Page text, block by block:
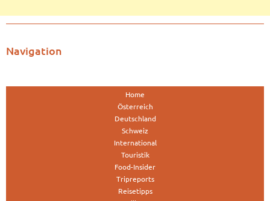
Navigation
Home
Österreich
Deutschland
Schweiz
International
Touristik
Food-Insider
Tripreports
Reisetipps